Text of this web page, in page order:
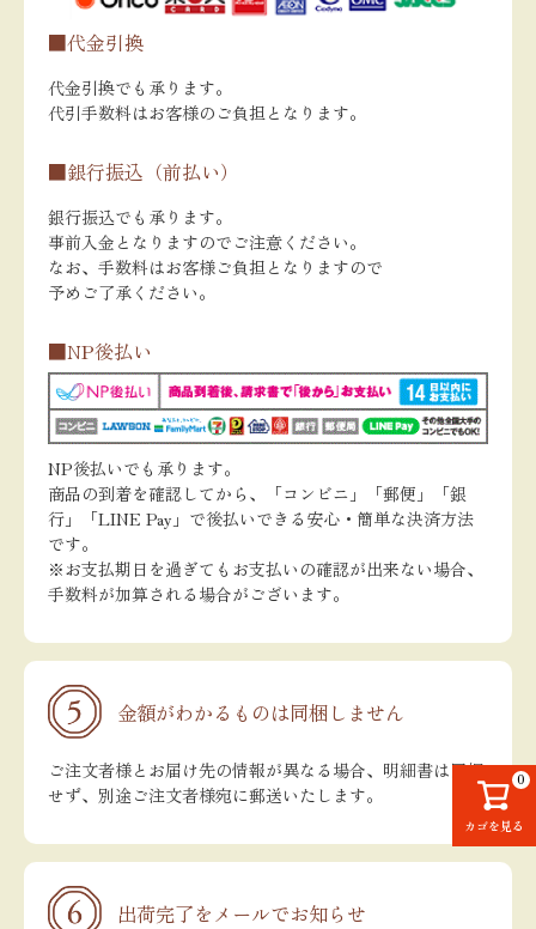
カゴを見る
0
■代金引換
代金引換でも承ります。
代引手数料はお客様のご負担となります。
■銀行振込（前払い）
銀行振込でも承ります。
事前入金となりますのでご注意ください。
なお、手数料はお客様ご負担となりますので
予めご了承ください。
■NP後払い
NP後払いでも承ります。
商品の到着を確認してから、「コンビニ」「郵便」「銀
行」「LINE Pay」で後払いできる安心・簡単な決済方法
です。
※お支払期日を過ぎてもお支払いの確認が出来ない場合、
手数料が加算される場合がございます。
金額がわかるものは同梱しません
ご注文者様とお届け先の情報が異なる場合、明細書は同梱
せず、別途ご注文者様宛に郵送いたします。
出荷完了をメールでお知らせ